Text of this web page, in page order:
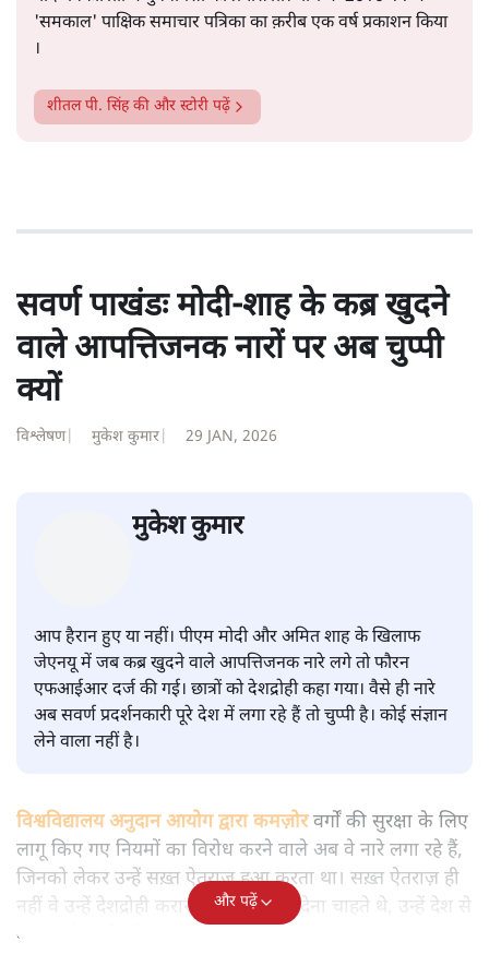
की। इसके बाद पारिवारिक व्यवसाय में क़रीब दो दशक गुज़ारने के
'समकाल' पाक्षिक समाचार पत्रिका का क़रीब एक वर्ष प्रकाशन किया
।
शीतल पी. सिंहकी और स्टोरी पढ़ें
क्यों
विश्लेषण| मुकेश कुमार | 29 JAN, 2026